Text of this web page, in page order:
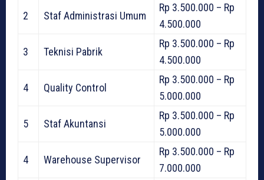
2 Staf Administrasi Umum
Rp 3.500.000 – Rp
4.500.000
3 Teknisi Pabrik
Rp 3.500.000 – Rp
4.500.000
4 Quality Control
Rp 3.500.000 – Rp
5.000.000
5 Staf Akuntansi
Rp 3.500.000 – Rp
5.000.000
4 Warehouse Supervisor
Rp 3.500.000 – Rp
7.000.000